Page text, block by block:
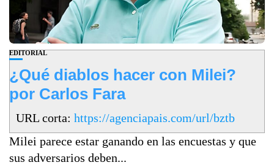
EDITORIAL
¿Qué diablos hacer con Milei?
por Carlos Fara
URL corta: https://agenciapais.com/url/bztb
Milei parece estar ganando en las encuestas y que
sus adversarios deben...